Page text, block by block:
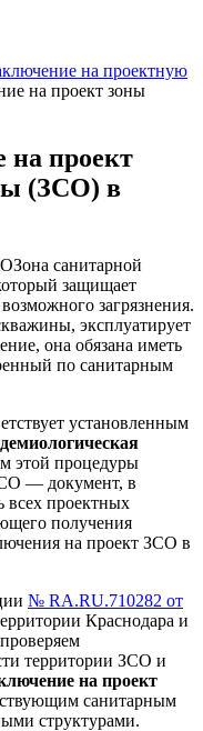
на проектную
на проект зоны
на проект
(ЗСО) в
Зона санитарной
защищает
загрязнения.
эксплуатирует
она обязана иметь
по санитарным
установленным
этой процедуры
— документ, в
всех проектных
получения
на проект ЗСО в
№ RA.RU.710282 от
Краснодара и
территории ЗСО и
на проект
санитарным
структурами.